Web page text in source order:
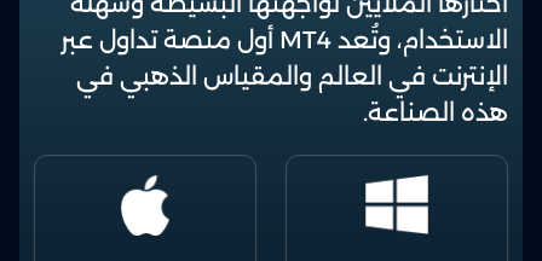
الاستخدام، وتُعد MT4 أول منصة تداول عبر
الإنترنت في العالم والمقياس الذهبي في
هذه الصناعة.